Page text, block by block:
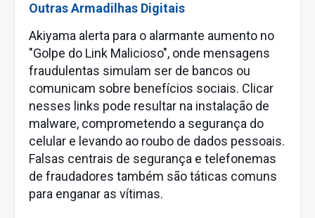
Outras Armadilhas Digitais
Akiyama alerta para o alarmante aumento no
"Golpe do Link Malicioso", onde mensagens
fraudulentas simulam ser de bancos ou
comunicam sobre benefícios sociais. Clicar
nesses links pode resultar na instalação de
malware, comprometendo a segurança do
celular e levando ao roubo de dados pessoais.
Falsas centrais de segurança e telefonemas
de fraudadores também são táticas comuns
para enganar as vítimas.